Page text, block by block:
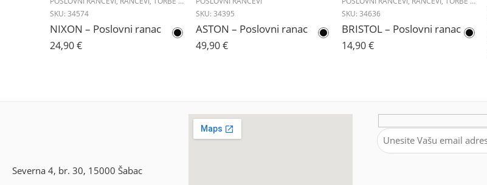
SKU: 34574
NIXON – Poslovni ranac
24,90€
SKU: 34395
ASTON – Poslovni ranac
49,90€
SKU: 34636
BRISTOL – Poslovni ranac
14,90€
Severna 4, br. 30, 15000 Šabac